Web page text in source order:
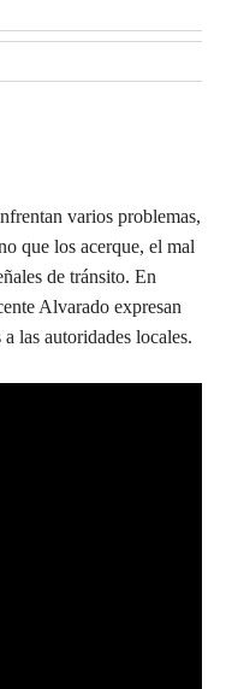
varios problemas,
que los acerque, el mal
de tránsito. En
Alvarado expresan
las autoridades locales.